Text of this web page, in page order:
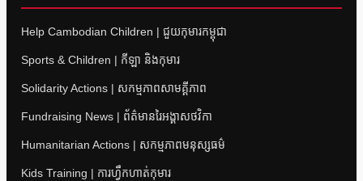
Help Cambodian Children | ជួយកុមារកម្ពុជា
Sports & Children | កីឡា និងកុមារ
Solidarity Actions | សកម្មភាពសាមគ្គីភាព
Fundraising News | ព័ត៌មានរៃអង្គាសថវិកា
Humanitarian Actions | សកម្មភាពមនុស្សធម៌
Kids Training | ការហ្វឹកហាត់កុមារ